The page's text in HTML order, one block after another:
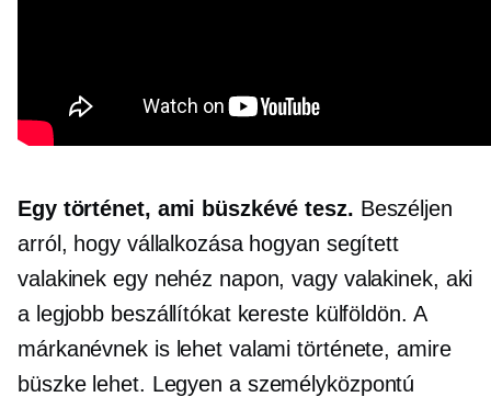
Egy történet, ami büszkévé tesz. Beszéljen
arról, hogy vállalkozása hogyan segített
valakinek egy nehéz napon, vagy valakinek, aki
a legjobb beszállítókat kereste külföldön. A
márkanévnek is lehet valami története, amire
büszke lehet. Legyen a személyközpontú